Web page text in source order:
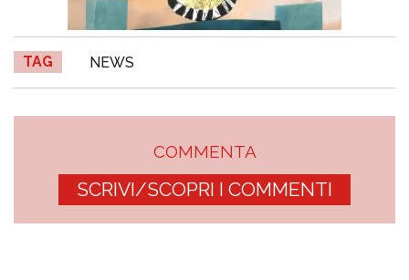
TAG NEWS
COMMENTA
SCRIVI/SCOPRI I COMMENTI